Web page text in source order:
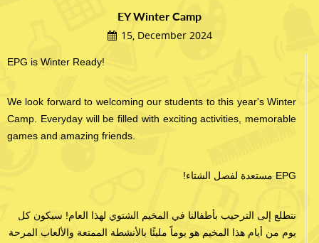
EY Winter Camp
15, December 2024
EPG is Winter Ready!
We look forward to welcoming our students to this year's Winter
Camp. Everyday will be filled with exciting activities, memorable
games and amazing friends.
!مستعدة لفصل الشتاء EPG
نتطلع إلى الترحيب بأطفالنا في المخيم الشتوي لهذا العام! سيكون كل
يوم من أيام هذا المخيم هو يوماً مليئًا بالأنشطة الممتعة والألعاب المرحة